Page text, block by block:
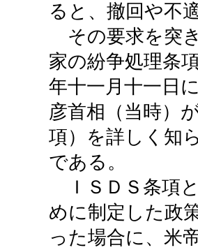
ると、撤回や不
その要求を突
家の紛争処理条
年十一月十一日
彦首相（当時）
項）を詳しく知
である。
ＩＳＤＳ条項
めに制定した政
った場合に、米